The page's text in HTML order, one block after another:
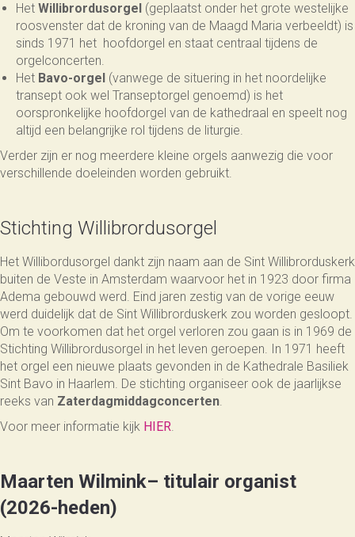
Het Willibrordusorgel (geplaatst onder het grote westelijke
roosvenster dat de kroning van de Maagd Maria verbeeldt) is
sinds 1971 het hoofdorgel en staat centraal tijdens de
orgelconcerten.
Het Bavo-orgel (vanwege de situering in het noordelijke
transept ook wel Transeptorgel genoemd) is het
oorspronkelijke hoofdorgel van de kathedraal en speelt nog
altijd een belangrijke rol tijdens de liturgie.
Verder zijn er nog meerdere kleine orgels aanwezig die voor
verschillende doeleinden worden gebruikt.
Stichting Willibrordusorgel
Het Willibordusorgel dankt zijn naam aan de Sint Willibrorduskerk
buiten de Veste in Amsterdam waarvoor het in 1923 door firma
Adema gebouwd werd. Eind jaren zestig van de vorige eeuw
werd duidelijk dat de Sint Willibrorduskerk zou worden gesloopt.
Om te voorkomen dat het orgel verloren zou gaan is in 1969 de
Stichting Willibrordusorgel in het leven geroepen. In 1971 heeft
het orgel een nieuwe plaats gevonden in de Kathedrale Basiliek
Sint Bavo in Haarlem. De stichting organiseer ook de jaarlijkse
reeks van Zaterdagmiddagconcerten.
Voor meer informatie kijk HIER.
Maarten Wilmink– titulair organist
(2026-heden)